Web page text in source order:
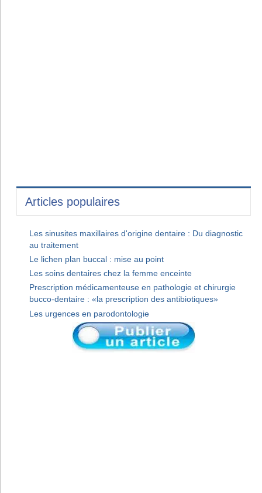
Articles populaires
Les sinusites maxillaires d'origine dentaire : Du diagnostic
au traitement
Le lichen plan buccal : mise au point
Les soins dentaires chez la femme enceinte
Prescription médicamenteuse en pathologie et chirurgie
bucco-dentaire : «la prescription des antibiotiques»
Les urgences en parodontologie